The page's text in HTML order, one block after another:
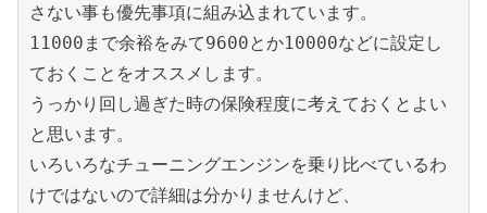
さない事も優先事項に組み込まれています。
11000まで余裕をみて9600とか10000などに設定し
ておくことをオススメします。
うっかり回し過ぎた時の保険程度に考えておくとよい
と思います。
いろいろなチューニングエンジンを乗り比べているわ
けではないので詳細は分かりませんけど、